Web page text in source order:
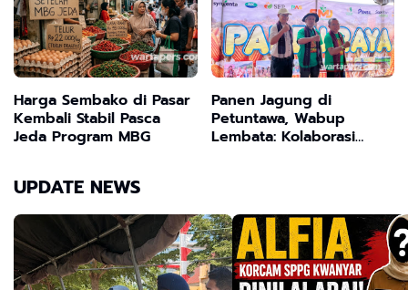
Harga Sembako di Pasar
Kembali Stabil Pasca
Jeda Program MBG
Panen Jagung di
Petuntawa, Wabup
Lembata: Kolaborasi
UPDATE NEWS